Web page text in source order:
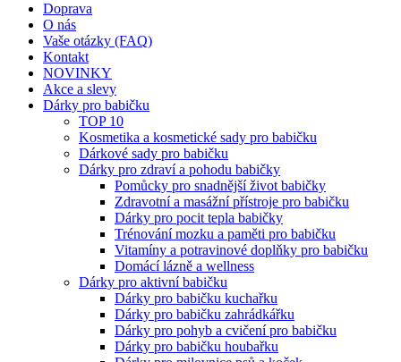
Doprava
O nás
Vaše otázky (FAQ)
Kontakt
NOVINKY
Akce a slevy
Dárky pro babičku
TOP 10
Kosmetika a kosmetické sady pro babičku
Dárkové sady pro babičku
Dárky pro zdraví a pohodu babičky
Pomůcky pro snadnější život babičky
Zdravotní a masážní přístroje pro babičku
Dárky pro pocit tepla babičky
Trénování mozku a paměti pro babičku
Vitamíny a potravinové doplňky pro babičku
Domácí lázně a wellness
Dárky pro aktivní babičku
Dárky pro babičku kuchařku
Dárky pro babičku zahrádkářku
Dárky pro pohyb a cvičení pro babičku
Dárky pro babičku houbařku